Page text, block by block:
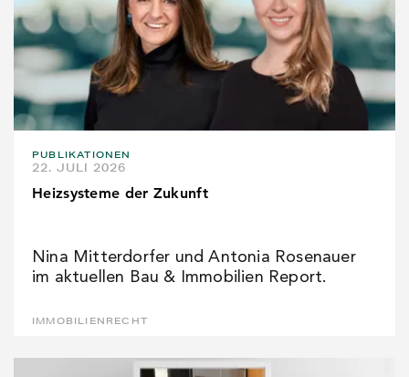
PUBLIKATIONEN
22. JULI 2026
Heizsysteme der Zukunft
Nina Mitterdorfer und Antonia Rosenauer
im aktuellen Bau & Immobilien Report.
IMMOBILIENRECHT